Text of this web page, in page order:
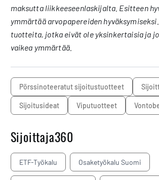
maksutta liikkeeseenlaskijalta. Esitteen
ymmärtää arvopapereiden
tuotteita, jotka eivät ole yksinkertaisia ja
vaikea ymmärtää.
pörssinoteeratut sijoitustuotteet
sijoitusideat viputuotteet
Sijoittaja360
ETF-Työkalu Osaketyökalu Suomi